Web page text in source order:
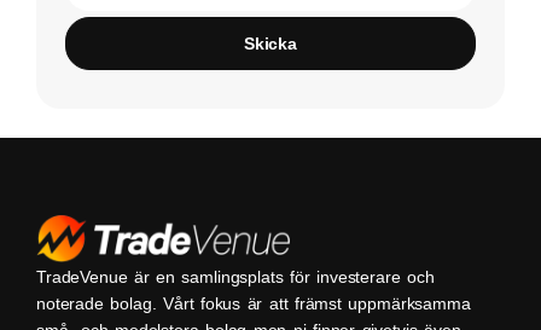
Skicka
TradeVenue är en samlingsplats för investerare och
noterade bolag. Vårt fokus är att främst uppmärksamma